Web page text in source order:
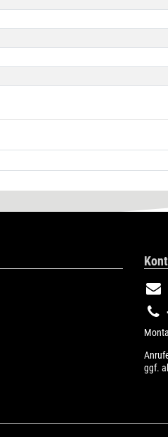
ggf.